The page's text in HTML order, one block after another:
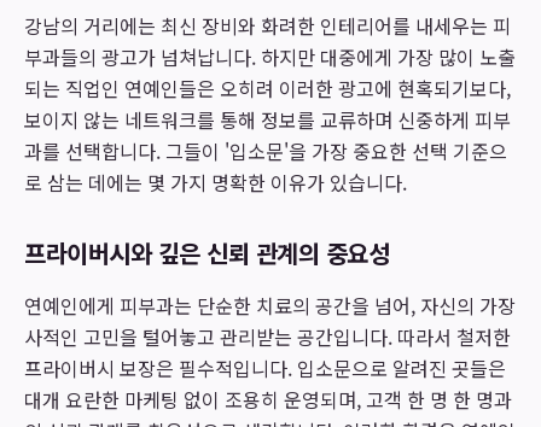
강남의 거리에는 최신 장비와 화려한 인테리어를 내세우는 피
부과들의 광고가 넘쳐납니다. 하지만 대중에게 가장 많이 노출
되는 직업인 연예인들은 오히려 이러한 광고에 현혹되기보다,
보이지 않는 네트워크를 통해 정보를 교류하며 신중하게 피부
과를 선택합니다. 그들이 '입소문'을 가장 중요한 선택 기준으
로 삼는 데에는 몇 가지 명확한 이유가 있습니다.
프라이버시와 깊은 신뢰 관계의 중요성
연예인에게 피부과는 단순한 치료의 공간을 넘어, 자신의 가장
사적인 고민을 털어놓고 관리받는 공간입니다. 따라서 철저한
프라이버시 보장은 필수적입니다. 입소문으로 알려진 곳들은
대개 요란한 마케팅 없이 조용히 운영되며, 고객 한 명 한 명과